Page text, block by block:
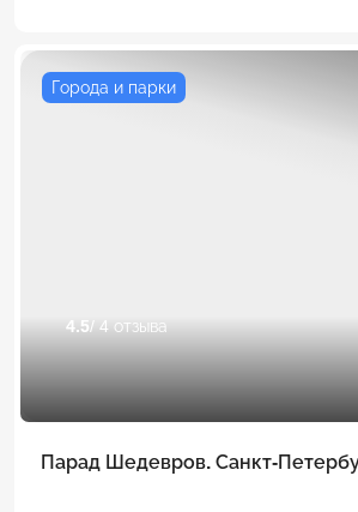
Города и парки
4.5/ 4 отзыва
Парад Шедевров. Санкт-